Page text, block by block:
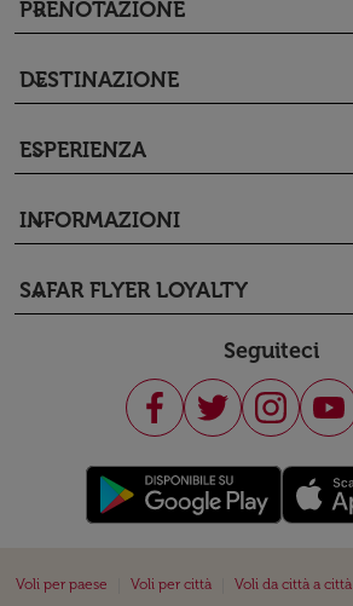
PRENOTAZIONE
keyboard_arrow_down
DESTINAZIONE
keyboard_arrow_down
ESPERIENZA
keyboard_arrow_down
INFORMAZIONI
keyboard_arrow_down
SAFAR FLYER LOYALTY
keyboard_arrow_down
Seguiteci
Voli per paese Voli per città Voli da città a città